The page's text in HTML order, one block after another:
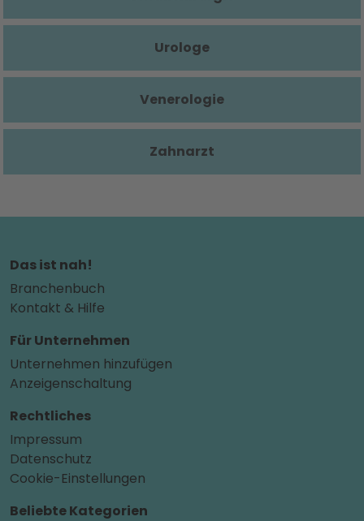
Urologe
Venerologie
Zahnarzt
Das ist nah!
Branchenbuch
Kontakt & Hilfe
Für Unternehmen
Unternehmen hinzufügen
Anzeigenschaltung
Rechtliches
Impressum
Datenschutz
Cookie-Einstellungen
Beliebte Kategorien